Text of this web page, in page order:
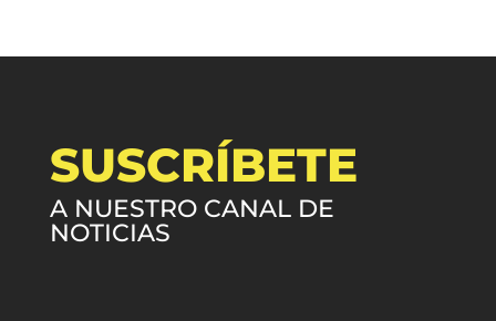
SUSCRÍBETE
A NUESTRO CANAL DE
NOTICIAS